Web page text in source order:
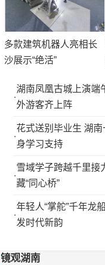
多款建筑机器人亮相长
沙展示“绝活”
湖南凤凰古城上演端
外游客齐上阵
花式送别毕业生 湖
身学习支持
雪域学子跨越千里接
藏“同心桥”
年轻人“掌舵”千年龙
发时代新韵
镜观湖南